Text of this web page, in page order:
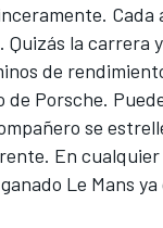
Cada
la carrera
de
Porsche.
se
En
Le Mans